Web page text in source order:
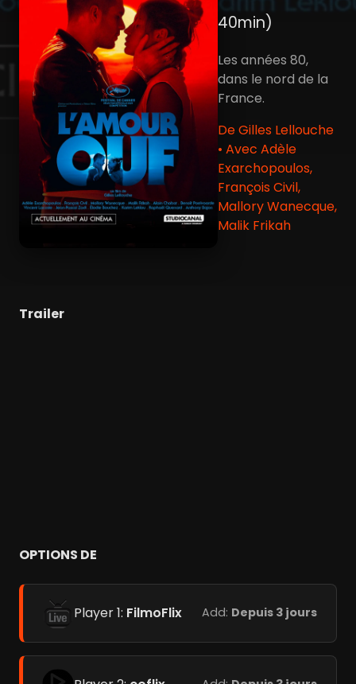
40min)
Les années 80,
dans le nord de la
France.
De Gilles Lellouche
• Avec Adèle
Exarchopoulos,
François Civil,
Mallory Wanecque,
Malik Frikah
Trailer
OPTIONS DE
Player 1: FilmoFlix Add: Depuis 3 jours